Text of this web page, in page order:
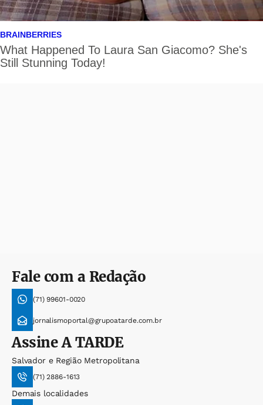
Fale com a Redação
(71) 99601-0020
jornalismoportal@grupoatarde.com.br
AssineA TARDE
Salvador e Região Metropolitana
(71) 2886-1613
Demais localidades